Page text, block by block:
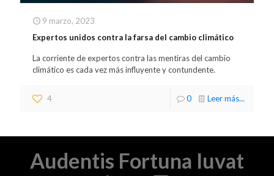
9 marzo, 2023
Expertos unidos contra la farsa del cambio climático
La corriente de expertos contra las mentiras del cambio
climático es cada vez más influyente y contundente.
4 0 Leer más...
Audentis Fortuna Iuvat